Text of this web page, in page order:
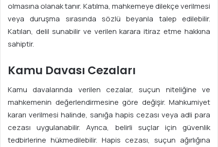
olmasına olanak tanır. Katılma, mahkemeye dilekçe verilmesi
veya duruşma sırasında sözlü beyanla talep edilebilir.
Katılan, delil sunabilir ve verilen karara itiraz etme hakkına
sahiptir.
Kamu Davası Cezaları
Kamu davalarında verilen cezalar, suçun niteliğine ve
mahkemenin değerlendirmesine göre değişir. Mahkumiyet
kararı verilmesi halinde, sanığa hapis cezası veya adli para
cezası uygulanabilir. Ayrıca, belirli suçlar için güvenlik
tedbirlerine hükmedilebilir. Hapis cezası, suçun ağırlığına